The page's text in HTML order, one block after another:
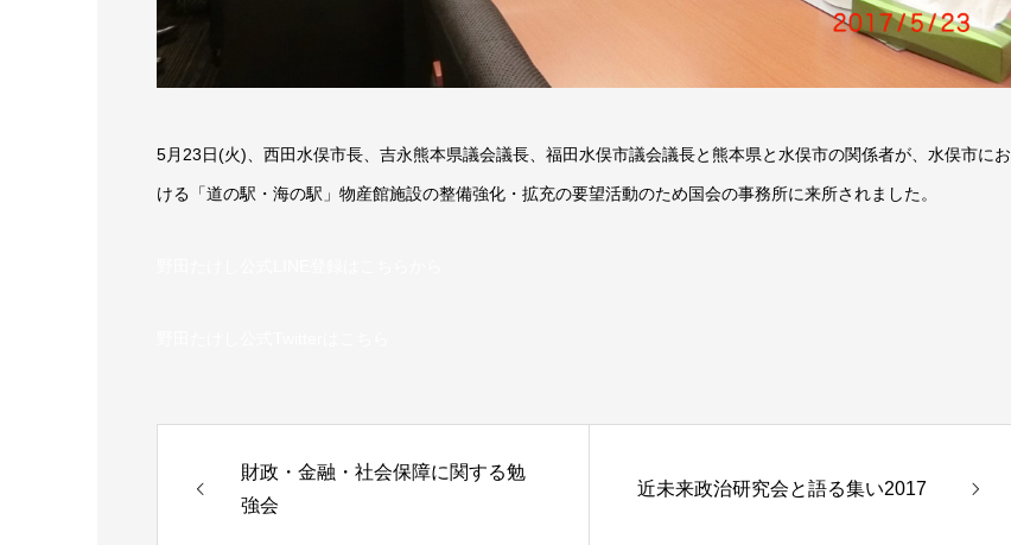
5月23日(火)、西田水俣市長、吉永熊本県議会議長、福田水俣市議会議長と熊本県と水俣市の関係者が、水俣市にお
ける「道の駅・海の駅」物産館施設の整備強化・拡充の要望活動のため国会の事務所に来所されました。
財政・金融・社会保障に関する勉
強会
近未来政治研究会と語る集い2017